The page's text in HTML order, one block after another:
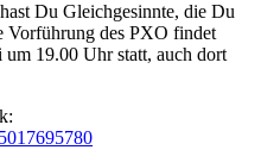
Du Gleichgesinnte, die Du
Vorführung des PXO findet
19.00 Uhr statt, auch dort